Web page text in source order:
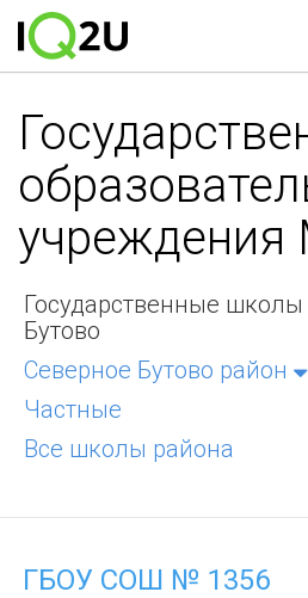
Государственные
Бутово
Северное Бутово район
Частные
Все школы района
ГБОУ СОШ № 1356